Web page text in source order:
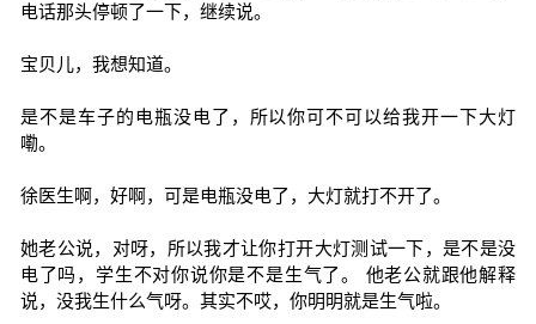
电话那头停顿了一下，继续说。
宝贝儿，我想知道。
是不是车子的电瓶没电了，所以你可不可以给我开一下大灯
嘞。
徐医生啊，好啊，可是电瓶没电了，大灯就打不开了。
她老公说，对呀，所以我才让你打开大灯测试一下，是不是没
电了吗，学生不对你说你是不是生气了。 他老公就跟他解释
说，没我生什么气呀。其实不哎，你明明就是生气啦。